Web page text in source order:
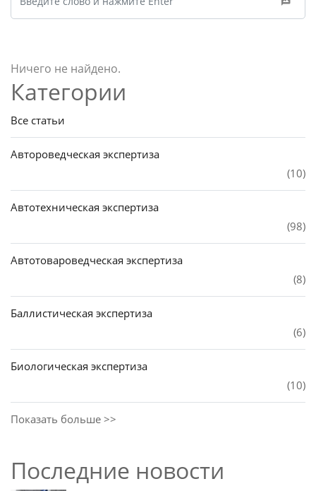
Ничего не найдено.
Категории
Все статьи
Автороведческая экспертиза
(10)
Автотехническая экспертиза
(98)
Автотовароведческая экспертиза
(8)
Баллистическая экспертиза
(6)
Биологическая экспертиза
(10)
Показать больше >>
Последние новости